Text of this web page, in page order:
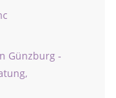
Günzburg -